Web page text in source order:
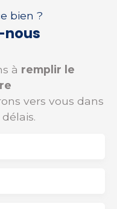
bien ?
à remplir le
vers vous dans